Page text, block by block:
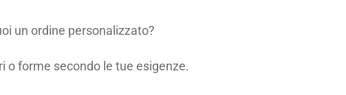
un ordine personalizzato?
o forme secondo le tue esigenze.